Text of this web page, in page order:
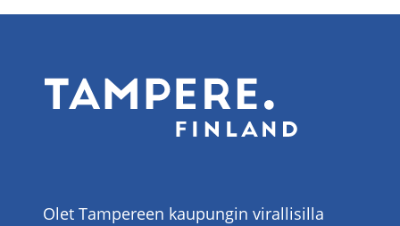
Olet Tampereen kaupungin virallisilla